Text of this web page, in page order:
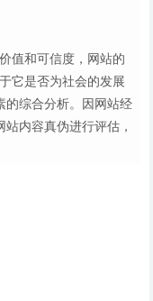
值和可信度，网站的
它是否为社会的发展
的综合分析。因网站经
内容真伪进行评估，